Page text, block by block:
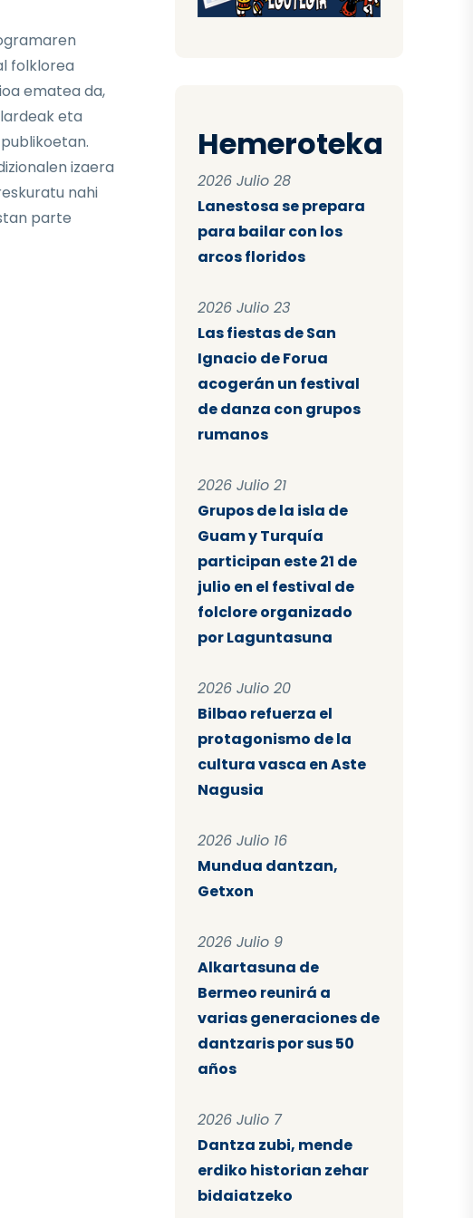
folklorea
ematea da,
eta
izaera
nahi
parte
Hemeroteka
2026 Julio 28
Lanestosa se prepara
para bailar con los
arcos floridos
2026 Julio 23
Las fiestas de San
Ignacio de Forua
acogerán un festival
de danza con grupos
rumanos
2026 Julio 21
Grupos de la isla de
Guam y Turquía
participan este 21 de
julio en el festival de
folclore organizado
por Laguntasuna
2026 Julio 20
Bilbao refuerza el
protagonismo de la
cultura vasca en Aste
Nagusia
2026 Julio 16
Mundua dantzan,
Getxon
2026 Julio 9
Alkartasuna de
Bermeo reunirá a
varias generaciones de
dantzaris por sus 50
años
2026 Julio 7
Dantza zubi, mende
erdiko historian zehar
bidaiatzeko